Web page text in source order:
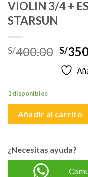
VIOLIN 3/4 +
STARSUN
S/400.00 El
precio
S/
1 disponibles
Añadir al carrito
¿Necesitas ayuda?